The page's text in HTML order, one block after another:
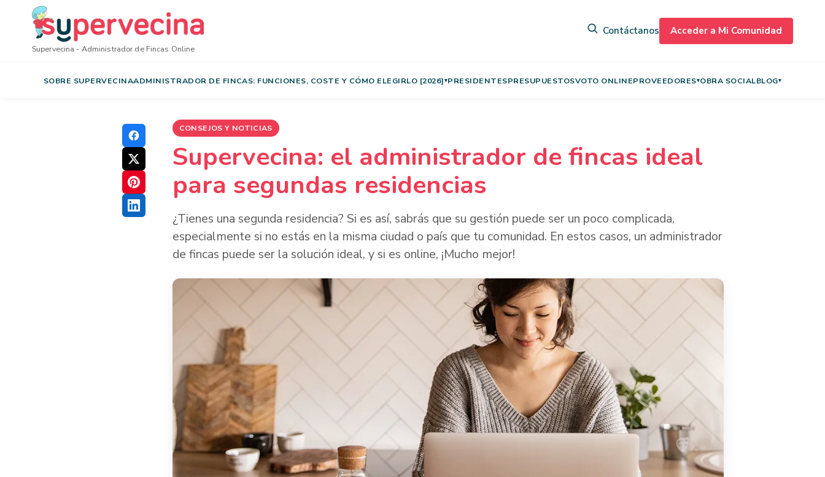
Supervecina - Administrador de Fincas Online
Contáctanos Acceder a Mi Comunidad
SOBRE SUPERVECINAADMINISTRADOR DE FINCAS: FUNCIONES, COSTE Y CÓMO ELEGIRLO [2026]▾PRESIDENTESPRESUPUESTOSVOTO ONLINEPROVEEDORES▾OBRA SOCIALBLOG▾
CONSEJOS Y NOTICIAS
Supervecina: el administrador de fincas ideal
para segundas residencias
¿Tienes una segunda residencia? Si es así, sabrás que su gestión puede ser un poco complicada,
especialmente si no estás en la misma ciudad o país que tu comunidad. En estos casos, un administrador
de fincas puede ser la solución ideal, y si es online, ¡Mucho mejor!